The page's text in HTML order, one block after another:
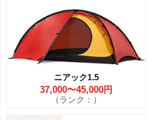
ニアック1.5
37,000〜45,000円
（ランク：）